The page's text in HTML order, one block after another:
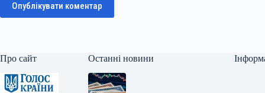
Опублікувати коментар
Про сайт Останні новини